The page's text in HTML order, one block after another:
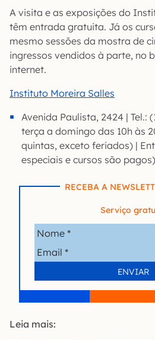
A visita e as exposições do
têm entrada gratuita. Já os
mesmo sessões da mostra de
ingressos vendidos à parte, no
internet.
Instituto Moreira Salles
Avenida Paulista, 2424 | Tel.:
terça a domingo das 10h às
quintas, exceto feriados) |
especiais e cursos são pagos)
RECEBA A
Serviço
Leia mais: